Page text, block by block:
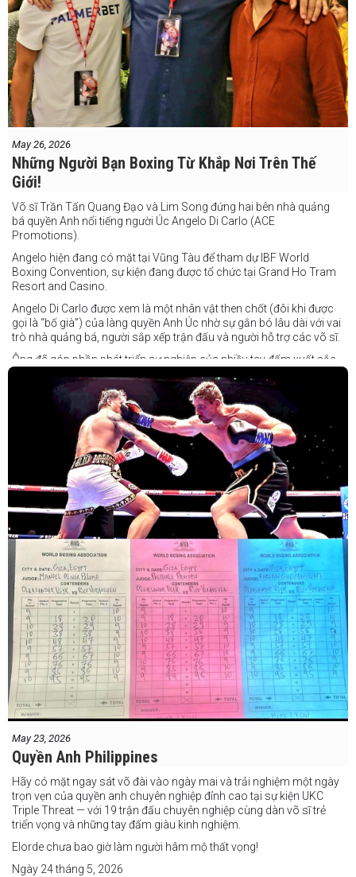
May 26, 2026
Những Người Bạn Boxing Từ Khắp Nơi Trên Thế
Giới!
Võ sĩ Trần Tấn Quang Đạo và Lim Song đứng hai bên nhà quảng
bá quyền Anh nổi tiếng người Úc Angelo Di Carlo (ACE
Promotions).
Angelo hiện đang có mặt tại Vũng Tàu để tham dự IBF World
Boxing Convention, sự kiện đang được tổ chức tại Grand Ho Tram
Resort and Casino.
Angelo Di Carlo được xem là một nhân vật then chốt (đôi khi được
gọi là “bố già”) của làng quyền Anh Úc nhờ sự gắn bó lâu dài với vai
trò nhà quảng bá, người sắp xếp trận đấu và người hỗ trợ các võ sĩ.
Ông đã góp phần phát triển sự nghiệp của nhiều tay đấm xuất sắc,
May 23, 2026
Quyền Anh Philippines
Hãy có mặt ngay sát võ đài vào ngày mai và trải nghiệm một ngày
trọn vẹn của quyền anh chuyên nghiệp đỉnh cao tại sự kiện UKC
Triple Threat — với 19 trận đấu chuyên nghiệp cùng dàn võ sĩ trẻ
triển vọng và những tay đấm giàu kinh nghiệm.
Elorde chưa bao giờ làm người hâm mộ thất vọng!
Ngày 24 tháng 5, 2026